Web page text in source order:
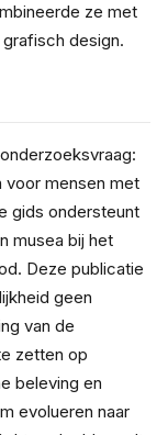
ze met
design.
voor mensen met
gids ondersteunt
musea bij het
Deze publicatie
geen
van de
zetten op
beleving en
evolueren naar